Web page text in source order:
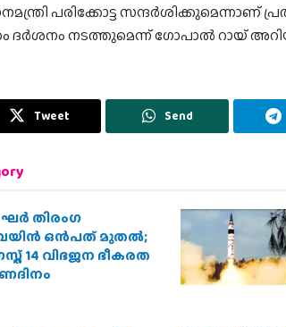
പരിക്കോട്ട സന്ദര്‍ശിക്കുമെന്നാണ്
ദര്‍ശനം നടത്തുമെന്ന് ഗോപാല്‍ റായ്
Tweet Send
തിരംഗ
ഒന്‍പത് മുതല്‍;
14 വിഭജന ഭീകരത